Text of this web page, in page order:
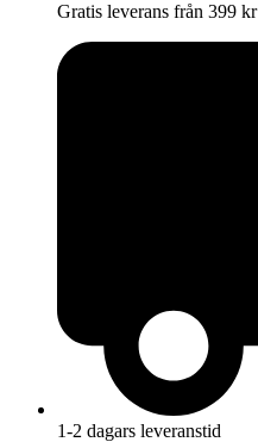
Gratis leverans från 399 kr
1-2 dagars leveranstid